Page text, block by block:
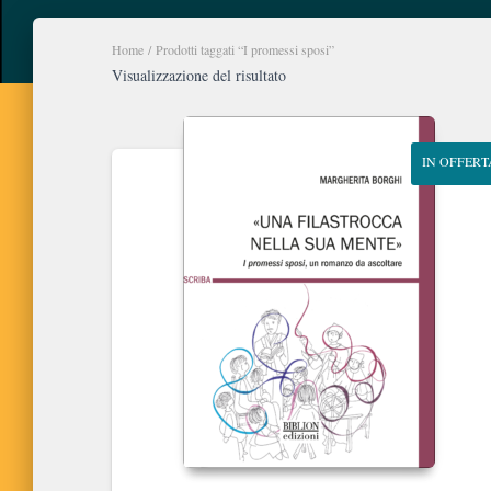
Home / Prodotti taggati “I promessi sposi”
Visualizzazione del risultato
IN